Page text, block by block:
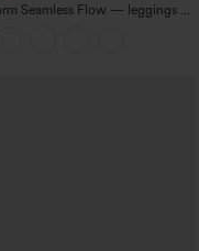
Seamless Flow — leggings de
coutures, taille mi-haute, effet
pour le ventre et liftant pour les